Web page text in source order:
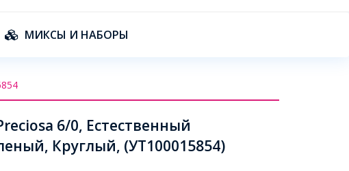
МИКСЫ И НАБОРЫ
6/0, Естественный
Круглый, (УТ100015854)